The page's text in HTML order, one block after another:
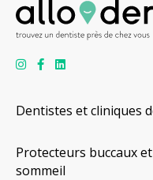
Dentistes et cliniques
Protecteurs buccaux
sommeil